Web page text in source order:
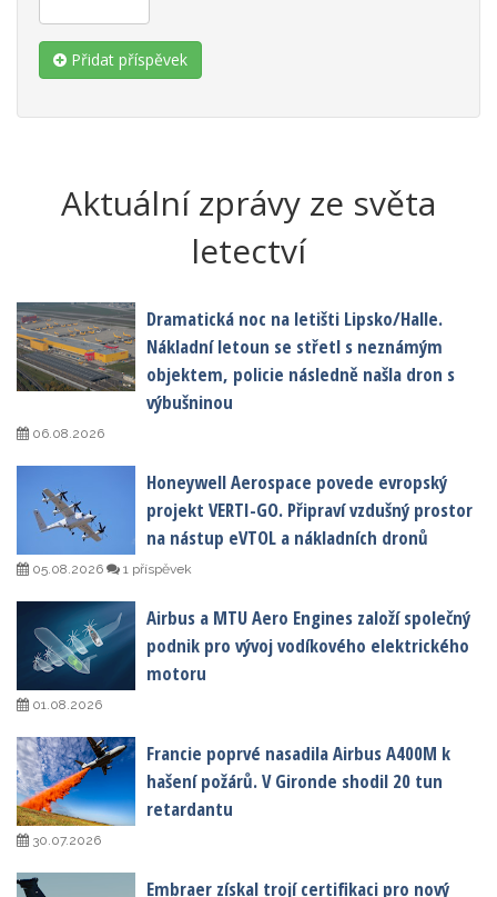
Přidat příspěvek
Aktuální zprávy ze světa
letectví
Dramatická noc na letišti Lipsko/Halle.
Nákladní letoun se střetl s neznámým
objektem, policie následně našla dron s
výbušninou
06.08.2026
Honeywell Aerospace povede evropský
projekt VERTI-GO. Připraví vzdušný prostor
na nástup eVTOL a nákladních dronů
05.08.2026 1 příspěvek
Airbus a MTU Aero Engines založí společný
podnik pro vývoj vodíkového elektrického
motoru
01.08.2026
Francie poprvé nasadila Airbus A400M k
hašení požárů. V Gironde shodil 20 tun
retardantu
30.07.2026
Embraer získal trojí certifikaci pro nový